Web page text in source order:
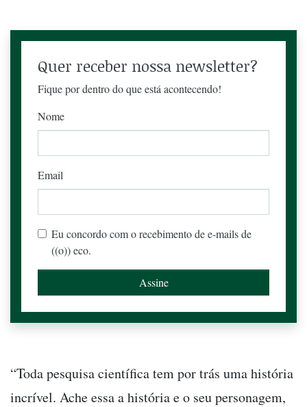
Quer receber nossa newsletter?
Fique por dentro do que está acontecendo!
Nome
Email
Eu concordo com o recebimento de e-mails de
((o)) eco.
“Toda pesquisa científica tem por trás uma história
incrível. Ache essa a história e o seu personagem,